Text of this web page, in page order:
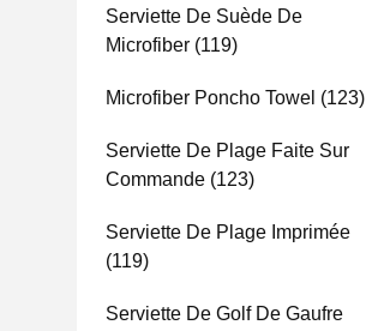
Serviette De Suède De
Microfiber (119)
Microfiber Poncho Towel (123)
Serviette De Plage Faite Sur
Commande (123)
Serviette De Plage Imprimée
(119)
Serviette De Golf De Gaufre